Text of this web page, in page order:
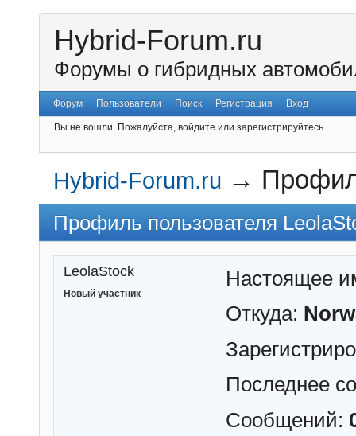
Hybrid-Forum.ru
Форумы о гибридных
Форум Пользователи Поиск Регистрация Вход
Вы не вошли. Пожалуйста, войдите или зарегистрируйтесь.
Hybrid-Forum.ru →
Профиль пользователя
LeolaStock
Новый участник
Настоящее
Откуда:
Последнее
Сообщений: